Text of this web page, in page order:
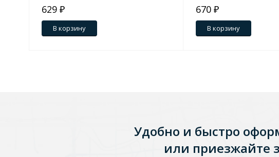
629 ₽
В корзину
670 ₽
В корзину
Удобно и быстро
или приезжайте